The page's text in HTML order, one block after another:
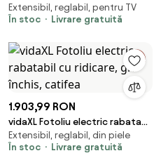
ridicare pe verticală, negru,
textil
Extensibil, reglabil, pentru TV
În stoc
Livrare gratuită
1.903,99 RON
vidaXL Fotoliu electric rabatabil
cu ridicare, gri închis, catifea
Extensibil, reglabil, din piele
În stoc
Livrare gratuită